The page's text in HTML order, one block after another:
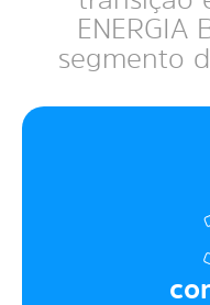
ENERGIA
segmento